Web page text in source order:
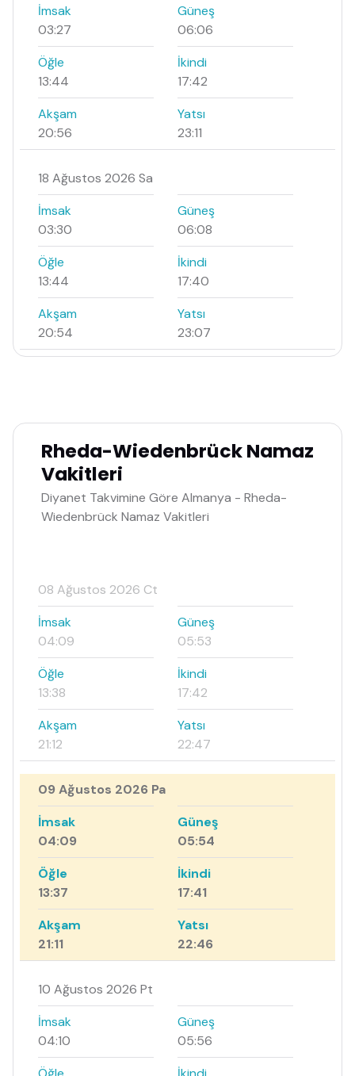
İmsak
03:27
Güneş
06:06
Öğle
13:44
İkindi
17:42
Akşam
20:56
Yatsı
23:11
18 Ağustos 2026 Sa
İmsak
03:30
Güneş
06:08
Öğle
13:44
İkindi
17:40
Akşam
20:54
Yatsı
23:07
Rheda-Wiedenbrück Namaz
Vakitleri
Diyanet Takvimine Göre Almanya - Rheda-
Wiedenbrück Namaz Vakitleri
08 Ağustos 2026 Ct
İmsak
04:09
Güneş
05:53
Öğle
13:38
İkindi
17:42
Akşam
21:12
Yatsı
22:47
09 Ağustos 2026 Pa
İmsak
04:09
Güneş
05:54
Öğle
13:37
İkindi
17:41
Akşam
21:11
Yatsı
22:46
10 Ağustos 2026 Pt
İmsak
04:10
Güneş
05:56